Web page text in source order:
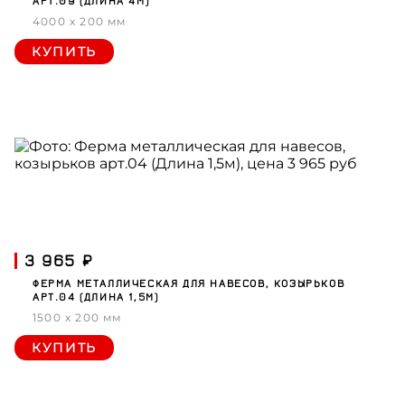
4000 x 200 мм
КУПИТЬ
3 965 ₽
ФЕРМА МЕТАЛЛИЧЕСКАЯ ДЛЯ НАВЕСОВ, КОЗЫРЬКОВ
АРТ.04 (ДЛИНА 1,5М)
1500 x 200 мм
КУПИТЬ